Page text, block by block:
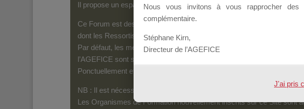
Il propose un espace forum, sur lequel il est possible de laisser un
Ce Forum est destiné aux Organismes de formation qui ont besoin
dont les Ressortissants de l’AGEFICE peuvent éventuellement
Par défaut, les messages qui sont postés sur cet espace sont
l’AGEFICE sont susceptibles d’en lire le contenu.
Ponctuellement et pour les messages qui s’avéreraient d’une
NB : Il est nécessaire d’être inscrit(e) pour pouvoir accéder et
Les Organismes de Formation nouvellement inscrits sur ce Site sont
Nous vous invitons à vous rapprocher des
complémentaire.
Stéphane Kirn,
Directeur de l’AGEFICE
J'ai pris